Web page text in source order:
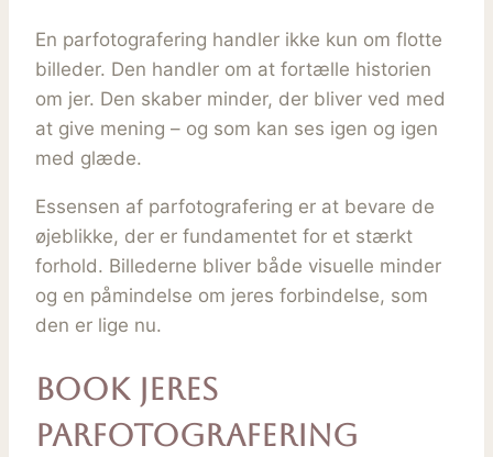
En parfotografering handler ikke kun om flotte
billeder. Den handler om at fortælle historien
om jer. Den skaber minder, der bliver ved med
at give mening – og som kan ses igen og igen
med glæde.
Essensen af parfotografering er at bevare de
øjeblikke, der er fundamentet for et stærkt
forhold. Billederne bliver både visuelle minder
og en påmindelse om jeres forbindelse, som
den er lige nu.
Book jeres
parfotografering